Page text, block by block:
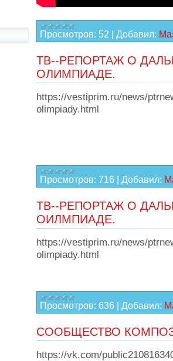
Просмотров: 52 Добавил:
ТВ--РЕПОРТАЖ О
ОЛИМПИАДЕ.
https://vestiprim.ru/news/
olimpiady.html
Просмотров: 716 Добавил:
ТВ--РЕПОРТАЖ О
ОИЛМПИАДЕ.
https://vestiprim.ru/news/
olimpiady.html
Просмотров: 636 Добавил:
СООБЩЕСТВО
https://vk.com/